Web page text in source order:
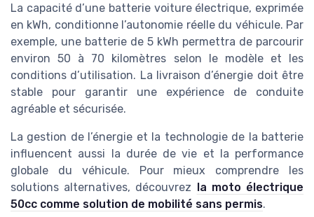
La capacité d’une batterie voiture électrique, exprimée
en kWh, conditionne l’autonomie réelle du véhicule. Par
exemple, une batterie de 5 kWh permettra de parcourir
environ 50 à 70 kilomètres selon le modèle et les
conditions d’utilisation. La livraison d’énergie doit être
stable pour garantir une expérience de conduite
agréable et sécurisée.
La gestion de l’énergie et la technologie de la batterie
influencent aussi la durée de vie et la performance
globale du véhicule. Pour mieux comprendre les
solutions alternatives, découvrez la moto électrique
50cc comme solution de mobilité sans permis.